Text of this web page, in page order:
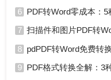
6 PDF转Word零成本：5种方
7 扫描件和图片PDF转Word
8 pdPDF转Word免费转换的
9 PDF格式转换全解：3种常